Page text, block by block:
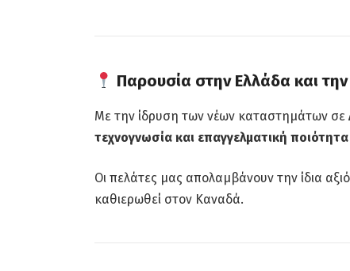
Παρουσία στην Ελλάδα και
Με την ίδρυση των νέων καταστημάτων σε
τεχνογνωσία και επαγγελματική
Οι πελάτες μας απολαμβάνουν την ίδια
καθιερωθεί στον Καναδά.